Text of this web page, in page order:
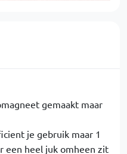
gemaakt maar
je gebruik maar 1
een heel juk omheen zit